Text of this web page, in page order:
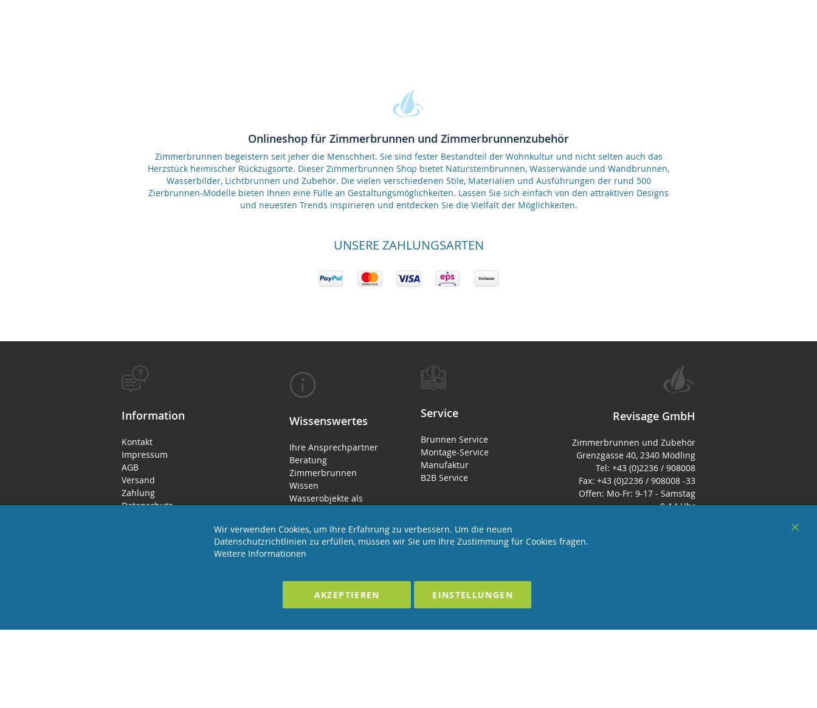
Onlineshop für Zimmerbrunnen und Zimmerbrunnenzubehör
Zimmerbrunnen begeistern seit jeher die Menschheit. Sie sind fester Bestandteil der Wohnkultur und nicht selten auch das
Herzstück heimischer Rückzugsorte. Dieser Zimmerbrunnen Shop bietet Natursteinbrunnen, Wasserwände und Wandbrunnen,
Wasserbilder, Lichtbrunnen und Zubehör. Die vielen verschiedenen Stile, Materialien und Ausführungen der rund 500
Zierbrunnen-Modelle bieten Ihnen eine Fülle an Gestaltungsmöglichkeiten. Lassen Sie sich einfach von den attraktiven Designs
und neuesten Trends inspirieren und entdecken Sie die Vielfalt der Möglichkeiten.
UNSERE ZAHLUNGSARTEN
Information
Kontakt
Impressum
AGB
Versand
Zahlung
Datenschutz
Wissenswertes
Ihre Ansprechpartner
Beratung
Zimmerbrunnen
Wissen
Wasserobjekte als
Service
Brunnen Service
Montage-Service
Manufaktur
B2B Service
Revisage GmbH
Zimmerbrunnen und Zubehör
Grenzgasse 40, 2340 Mödling
Tel: +43 (0)2236 / 908008
Fax: +43 (0)2236 / 908008 -33
Offen: Mo-Fr: 9-17 - Samstag
9-14 Uhr
Wir verwenden Cookies, um Ihre Erfahrung zu verbessern. Um die neuen
Datenschutzrichtlinien zu erfüllen, müssen wir Sie um Ihre Zustimmung für Cookies fragen.
Weitere Informationen
AKZEPTIEREN EINSTELLUNGEN